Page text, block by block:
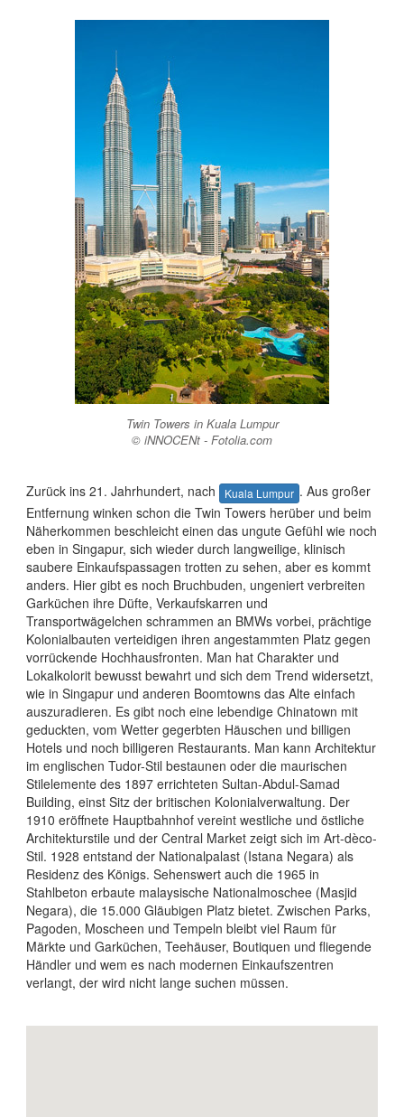
Twin Towers in Kuala Lumpur
© iNNOCENt - Fotolia.com
Zurück ins 21. Jahrhundert, nach Kuala Lumpur . Aus großer
Entfernung winken schon die Twin Towers herüber und beim
Näherkommen beschleicht einen das ungute Gefühl wie noch
eben in Singapur, sich wieder durch langweilige, klinisch
saubere Einkaufspassagen trotten zu sehen, aber es kommt
anders. Hier gibt es noch Bruchbuden, ungeniert verbreiten
Garküchen ihre Düfte, Verkaufskarren und
Transportwägelchen schrammen an BMWs vorbei, prächtige
Kolonialbauten verteidigen ihren angestammten Platz gegen
vorrückende Hochhausfronten. Man hat Charakter und
Lokalkolorit bewusst bewahrt und sich dem Trend widersetzt,
wie in Singapur und anderen Boomtowns das Alte einfach
auszuradieren. Es gibt noch eine lebendige Chinatown mit
geduckten, vom Wetter gegerbten Häuschen und billigen
Hotels und noch billigeren Restaurants. Man kann Architektur
im englischen Tudor-Stil bestaunen oder die maurischen
Stilelemente des 1897 errichteten Sultan-Abdul-Samad
Building, einst Sitz der britischen Kolonialverwaltung. Der
1910 eröffnete Hauptbahnhof vereint westliche und östliche
Architekturstile und der Central Market zeigt sich im Art-dèco-
Stil. 1928 entstand der Nationalpalast (Istana Negara) als
Residenz des Königs. Sehenswert auch die 1965 in
Stahlbeton erbaute malaysische Nationalmoschee (Masjid
Negara), die 15.000 Gläubigen Platz bietet. Zwischen Parks,
Pagoden, Moscheen und Tempeln bleibt viel Raum für
Märkte und Garküchen, Teehäuser, Boutiquen und fliegende
Händler und wem es nach modernen Einkaufszentren
verlangt, der wird nicht lange suchen müssen.